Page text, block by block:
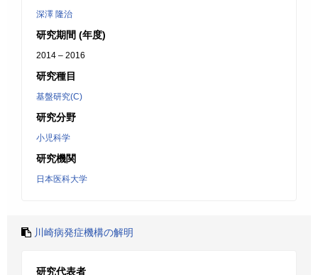
深澤 隆治
研究期間 (年度)
2014 – 2016
研究種目
基盤研究(C)
研究分野
小児科学
研究機関
日本医科大学
川崎病発症機構の解明
研究代表者